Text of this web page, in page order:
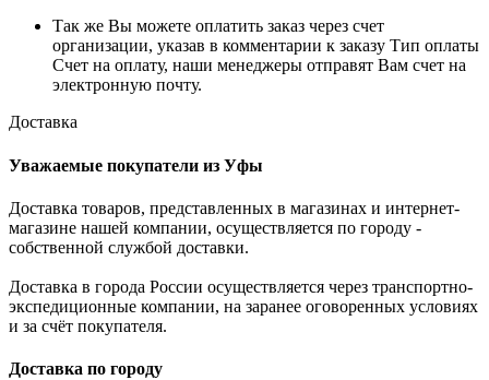
Так же Вы можете оплатить заказ через счет
организации, указав в комментарии к заказу Тип оплаты
Счет на оплату, наши менеджеры отправят Вам счет на
электронную почту.
Доставка
Уважаемые покупатели из Уфы
Доставка товаров, представленных в магазинах и интернет-
магазине нашей компании, осуществляется по городу -
собственной службой доставки.
Доставка в города России осуществляется через транспортно-
экспедиционные компании, на заранее оговоренных условиях
и за счёт покупателя.
Доставка по городу